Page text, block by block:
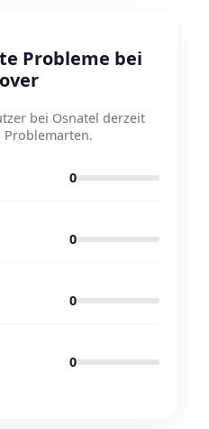
Probleme bei
bei Osnatel derzeit
0
0
0
0